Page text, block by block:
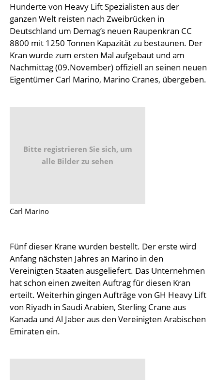
Hunderte von Heavy Lift Spezialisten aus der
ganzen Welt reisten nach Zweibrücken in
Deutschland um Demag’s neuen Raupenkran CC
8800 mit 1250 Tonnen Kapazität zu bestaunen. Der
Kran wurde zum ersten Mal aufgebaut und am
Nachmittag (09.November) offiziell an seinen neuen
Eigentümer Carl Marino, Marino Cranes, übergeben.
Bitte registrieren Sie sich, um
alle Bilder zu sehen
Carl Marino
Fünf dieser Krane wurden bestellt. Der erste wird
Anfang nächsten Jahres an Marino in den
Vereinigten Staaten ausgeliefert. Das Unternehmen
hat schon einen zweiten Auftrag für diesen Kran
erteilt. Weiterhin gingen Aufträge von GH Heavy Lift
von Riyadh in Saudi Arabien, Sterling Crane aus
Kanada und Al Jaber aus den Vereinigten Arabischen
Emiraten ein.